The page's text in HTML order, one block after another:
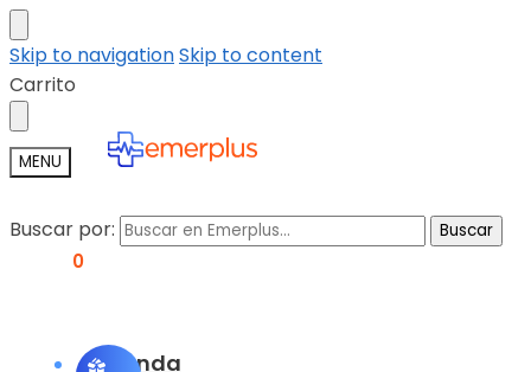
Skip to navigationSkip to content
Carrito
MENU
Buscar por: Buscar
0
Tienda